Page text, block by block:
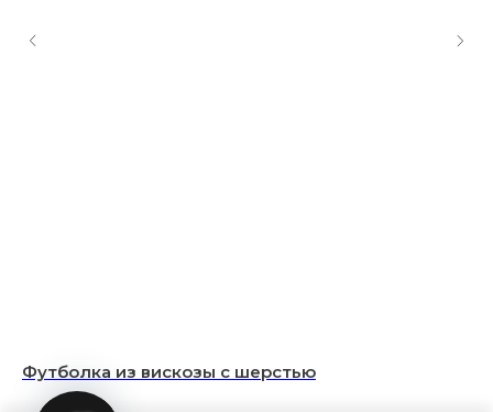
Футболка из вискозы с шерстью
одежда для мужчин